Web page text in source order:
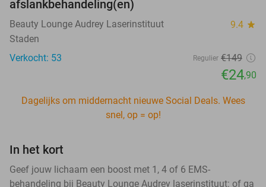
afslankbehandeling(en)
Beauty Lounge Audrey Laserinstituut 9.4 star
Staden
Verkocht: 53
Regulier €149
€24,90
Dagelijks om middernacht nieuwe Social Deals. Wees
snel, op = op!
In het kort
Geef jouw lichaam een boost met 1, 4 of 6 EMS-
behandeling bij Beauty Lounge Audrey laserinstituut: of ga